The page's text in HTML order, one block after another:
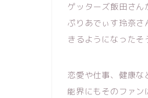
ゲッターズ飯田さん
ぷりあでぃす玲奈
きるようになったそ
恋愛や仕事、健康
能界にもそのファン